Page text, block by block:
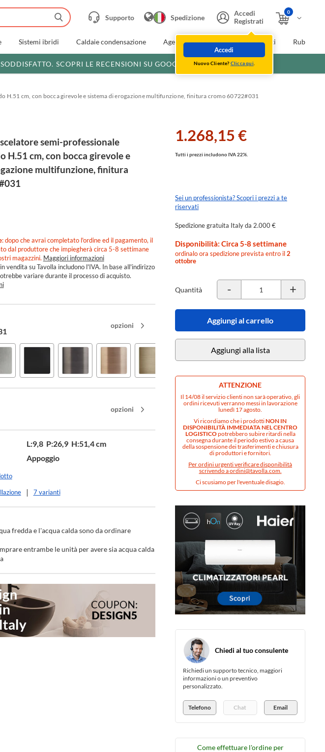
Supporto Spedizione
Accedi
Registrati
Accedi
Nuovo Cliente? Clicca qui
0
Sistemi ibridi Caldaie condensazione Agevolazioni fiscali Extra Sconti
SCOPRI LE RECENSIONI SU GOOGLE
H.51 cm, con bocca girevole e sistema di erogazione multifunzione, finitura cromo 60722#031
semi-professionale
H.51 cm, con bocca girevole e
multifunzione, finitura
: dopo che avrai completato l'ordine ed il pagamento, il
dal produttore che impiegherà circa 5-8 settimane
magazzini. Maggiori informazioni
vendita su Tavolla includono l'IVA. In base all'indirizzo
variare durante il processo di acquisto.
opzioni
Nero
XL
Black
metal
707
Copper
brushed
cod.
Warm
bronze
726
Brass
PVD
-
727
opzioni
L:9,8 P:26,9 H:51,4 cm
Appoggio
fredda e l'acqua calda sono da ordinare
entrambe le unità per avere sia acqua calda
7 varianti
1.268,15 €
Tutti i prezzi includono IVA 22%.
Sei un professionista? Scopri i prezzi a te
riservati
Spedizione gratuita Italy da 2.000 €
Disponibilità: Circa 5-8 settimane
ordinalo ora spedizione prevista entro il2
ottobre
Quantità - +
Aggiungi al carrello
Aggiungi alla lista
ATTENZIONE
Il 14/08 il servizio clienti non sarà operativo, gli
ordini ricevuti verranno messi in lavorazione
lunedì 17 agosto.
Vi ricordiamo che i prodottiNON IN
DISPONIBILITÀ IMMEDIATA NEL CENTRO
LOGISTICOpotrebbero subire ritardi nella
consegna durante il periodo estivo a causa
della sospensione dei trasferimenti e chiusura
di produttori e fornitori.
Per ordini urgenti verificare disponibilità
scrivendo aordini@tavolla.com.
Ci scusiamo per l'eventuale disagio.
Chiedi al tuo consulente
Richiedi un supporto tecnico, maggiori
informazioni o un preventivo
personalizzato.
Telefono Chat Email
Come effettuare l'ordine per